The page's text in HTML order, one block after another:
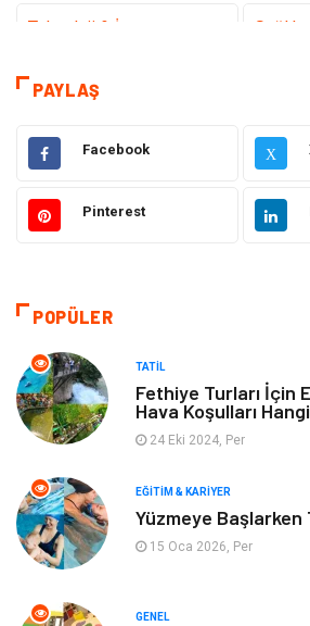
Teknoloji & İnternet Sağlık
Eğitim & Kariyer
Hukuk Moda
Gündem
Dekorasyon
Tatil
Alışveriş Gençlik
Metal Evlilik
PAYLAŞ
Facebook X
Pinterest
POPÜLER
TATIL
Fethiye Turları İçin
Hava Koşulları
24 Eki 2024, Per
EĞITIM & KARIYER
Yüzmeye Başlarken
15 Oca 2026, Per
GENEL